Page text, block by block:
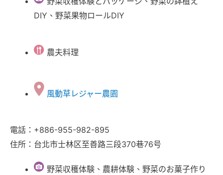
DIY、野菜果物ロールDIY
農夫料理
風動草レジャー農園
電話：+886-955-982-895
住所：台北市士林区至善路三段370巷76号
野菜収穫体験、農耕体験、野菜のお菓子作り